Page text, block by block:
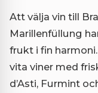
Att välja vin till
Marillenfüllung
frukt i fin
vita viner med
d’Asti, Furmint